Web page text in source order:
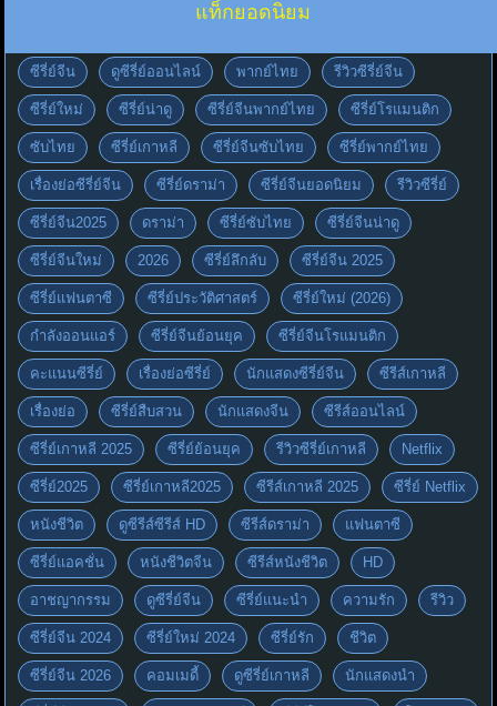
แท็กยอดนิยม
ซีรี่ย์จีน ดูซีรี่ย์ออนไลน์ พากย์ไทย รีวิวซีรี่ย์จีน
ซีรี่ย์ใหม่ ซีรี่ย์น่าดู ซีรี่ย์จีนพากย์ไทย ซีรี่ย์โรแมนติก
ซับไทย ซีรี่ย์เกาหลี ซีรี่ย์จีนซับไทย ซีรี่ย์พากย์ไทย
เรื่องย่อซีรี่ย์จีน ซีรี่ย์ดราม่า ซีรี่ย์จีนยอดนิยม รีวิวซีรี่ย์
ซีรี่ย์จีน2025 ดราม่า ซีรี่ย์ซับไทย ซีรี่ย์จีนน่าดู
ซีรี่ย์จีนใหม่ 2026 ซีรี่ย์ลึกลับ ซีรี่ย์จีน 2025
ซีรี่ย์แฟนตาซี ซีรี่ย์ประวัติศาสตร์ ซีรี่ย์ใหม่ (2026)
กำลังออนแอร์ ซีรี่ย์จีนย้อนยุค ซีรี่ย์จีนโรแมนติก
คะแนนซีรี่ย์ เรื่องย่อซีรี่ย์ นักแสดงซีรี่ย์จีน ซีรีส์เกาหลี
เรื่องย่อ ซีรี่ย์สืบสวน นักแสดงจีน ซีรีส์ออนไลน์
ซีรี่ย์เกาหลี 2025 ซีรี่ย์ย้อนยุค รีวิวซีรี่ย์เกาหลี Netflix
ซีรี่ย์2025 ซีรี่ย์เกาหลี2025 ซีรีส์เกาหลี 2025 ซีรี่ย์ Netflix
หนังชีวิต ดูซีรีส์ซีรีส์ HD ซีรีส์ดราม่า แฟนตาซี
ซีรี่ย์แอคชั่น หนังชีวิตจีน ซีรีส์หนังชีวิต HD
อาชญากรรม ดูซีรี่ย์จีน ซีรี่ย์แนะนำ ความรัก รีวิว
ซีรี่ย์จีน 2024 ซีรี่ย์ใหม่ 2024 ซีรี่ย์รัก ชีวิต
ซีรี่ย์จีน 2026 คอมเมดี้ ดูซีรี่ย์เกาหลี นักแสดงนำ